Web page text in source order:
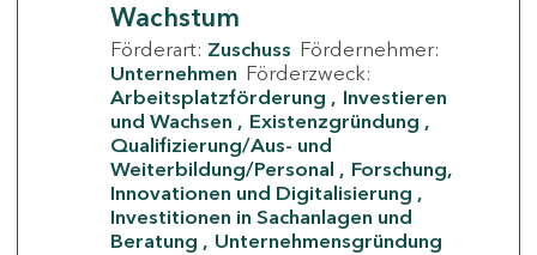
Wachstum
Förderart: Zuschuss Fördernehmer:
Unternehmen Förderzweck:
Arbeitsplatzförderung
Investieren
und Wachsen
Existenzgründung
Qualifizierung/Aus- und
Weiterbildung/Personal
Forschung,
Innovationen und Digitalisierung
Investitionen in Sachanlagen und
Beratung
Unternehmensgründung